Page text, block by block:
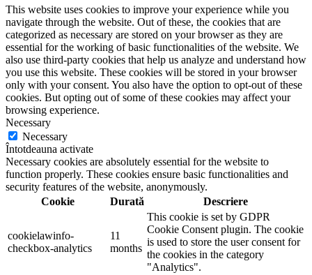
This website uses cookies to improve your experience while you
navigate through the website. Out of these, the cookies that are
categorized as necessary are stored on your browser as they are
essential for the working of basic functionalities of the website. We
also use third-party cookies that help us analyze and understand how
you use this website. These cookies will be stored in your browser
only with your consent. You also have the option to opt-out of these
cookies. But opting out of some of these cookies may affect your
browsing experience.
Necessary
Necessary
Întotdeauna activate
Necessary cookies are absolutely essential for the website to
function properly. These cookies ensure basic functionalities and
security features of the website, anonymously.
Cookie
Durată Descriere
cookielawinfo-
checkbox-analytics
11
months
This cookie is set by GDPR
Cookie Consent plugin. The cookie
is used to store the user consent for
the cookies in the category
"Analytics".